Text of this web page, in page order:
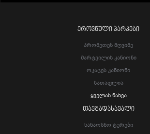
ᲔᲠᲝᲕᲜᲣᲚᲘ ᲞᲐᲠᲙᲔᲑᲘ
Პრომეთეს Მღვიმე
Მარტვილის Კანიონი
Ოკაცეს Კანიონი
Სათაფლია
Ყველას Ნახვა
ᲗᲐᲕᲒᲐᲓᲐᲡᲐᲕᲐᲚᲘ
Სანაოსნო Ტურები